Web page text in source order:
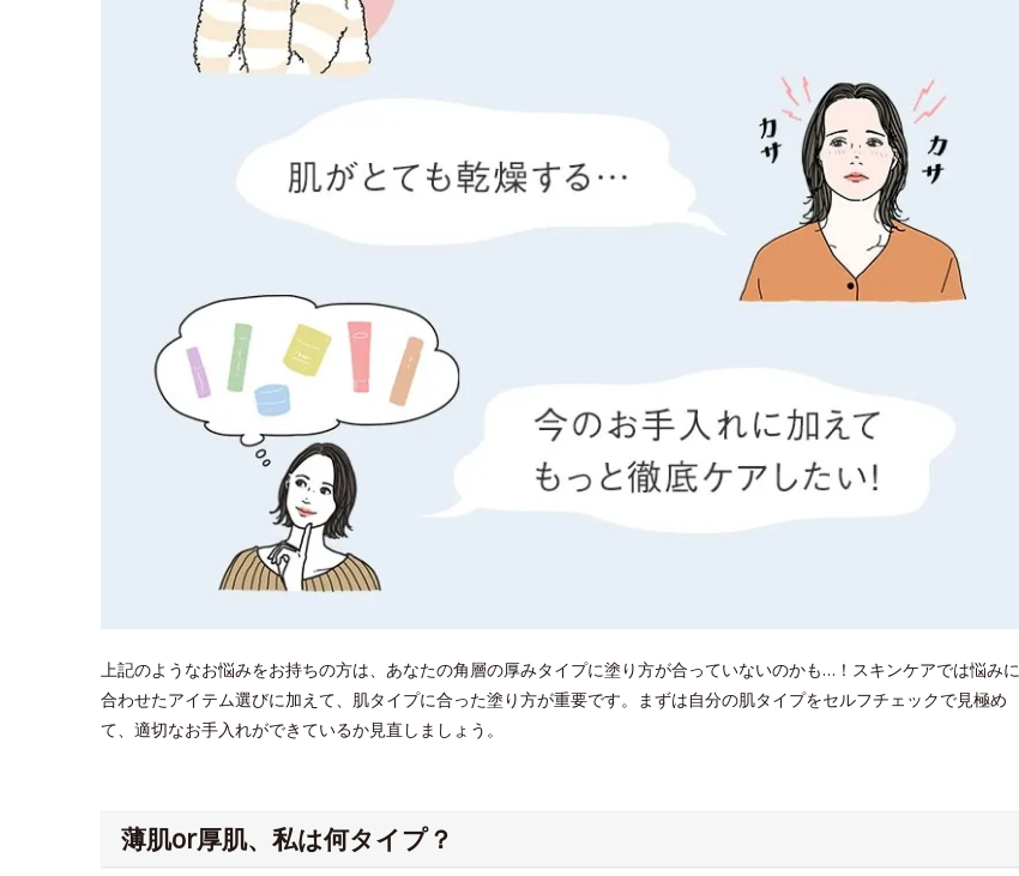
上記のようなお悩みをお持ちの方は、あなたの角層の厚みタイプに塗り方が合っていないのかも…！スキンケアでは悩みに
合わせたアイテム選びに加えて、肌タイプに合った塗り方が重要です。まずは自分の肌タイプをセルフチェックで見極め
て、適切なお手入れができているか見直しましょう。
薄肌or厚肌、私は何タイプ？